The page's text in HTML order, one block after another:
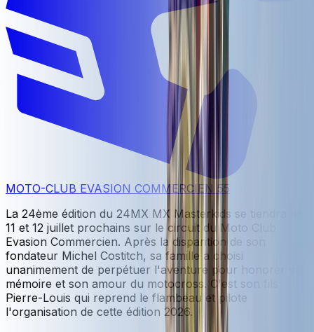
MOTO-CLUB EVASION COMMERCIEN 55
La 24ème édition du 24MX MX Masterkids se tiendra les
11 et 12 juillet prochains sur le circuit du Moto Club
Evasion Commercien. Après la disparition de son
fondateur Michel Costitch, sa famille a choisi
unanimement de perpétuer l'aventure pour honorer sa
mémoire et son amour du motocross. C'est son fils
Pierre-Louis qui reprend le flambeau et pilote
l'organisation de cette édition 2026.